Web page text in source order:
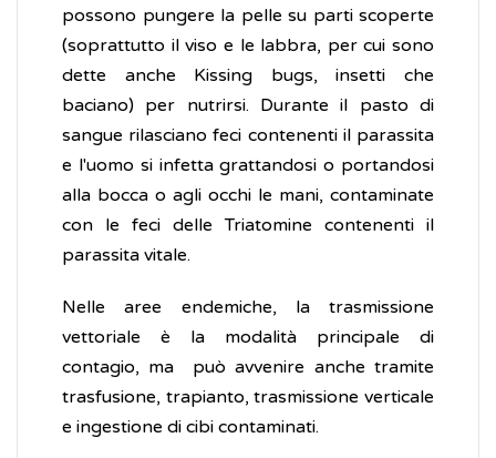
possono pungere la pelle su parti scoperte
(soprattutto il viso e le labbra, per cui sono
dette anche Kissing bugs, insetti che
baciano) per nutrirsi. Durante il pasto di
sangue rilasciano feci contenenti il parassita
e l'uomo si infetta grattandosi o portandosi
alla bocca o agli occhi le mani, contaminate
con le feci delle Triatomine contenenti il
parassita vitale.
Nelle aree endemiche, la trasmissione
vettoriale è la modalità principale di
contagio, ma può avvenire anche tramite
trasfusione, trapianto, trasmissione verticale
e ingestione di cibi contaminati.